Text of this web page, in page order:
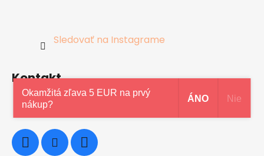
Sledovať na Instagrame
Kontakt
0948997914
Okamžitá zľava 5 EUR na prvý
nákup?
ÁNO Nie